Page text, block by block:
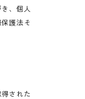
、個人
護法そ
された